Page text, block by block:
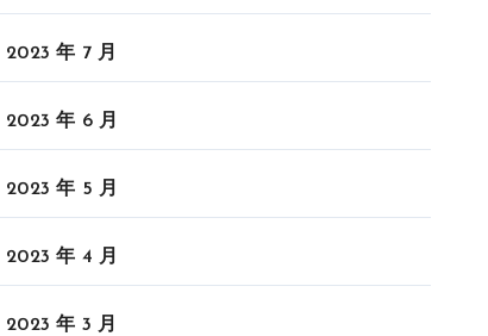
2023 年 7 月
2023 年 6 月
2023 年 5 月
2023 年 4 月
2023 年 3 月